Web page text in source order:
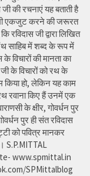
की रचनाएं यह बताती है
भी एकजुट करने की जरूरत
जी द्वारा लिखित
साहिब में शब्द के रूप में
विचारों की मानता का
के विचारों को रथ के
किया हो, लेकिन यह काम
रवाना किए हैं उनमें एक
के क्षीर, गोवर्धन पुर
पुर ही संत रविदास
को पवित्र मानकर
S.P.MITTAL
www.spmittal.in
SPMittalblog